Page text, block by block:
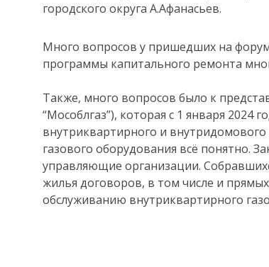
городского округа А.Афанасьев.
Много вопросов у пришедших на
программы капитального ремонта
Также, много вопросов было к
“Мособлгаз”), которая с 1 января 2024
внутриквартирного и
газового оборудования всё понятно.
управляющие организации.
жилья договоров, в том числе и
обслуживанию внутриквартирного